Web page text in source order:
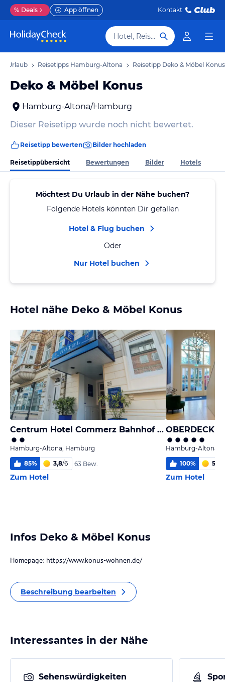
% Deals App öffnen Kontakt
Hotel, Reiseziel
Urlaub Reisetipps Hamburg-Altona Reisetipp Deko & Möbel Konus
Deko & Möbel Konus
Hamburg-Altona/Hamburg
Dieser Reisetipp wurde noch nicht bewertet.
Reisetipp bewerten Bilder hochladen
Reisetippübersicht Bewertungen Bilder Hotels
Möchtest Du Urlaub in der Nähe buchen?
Folgende Hotels könnten Dir gefallen
Hotel & Flug buchen
Oder
Nur Hotel buchen
Hotel nähe Deko & Möbel Konus
Centrum Hotel Commerz Bahnhof Hamburg Altona
Hamburg-Altona, Hamburg
85% 3,8/6 63 Bew.
Zum Hotel
Hamburg-Altona,
100% 5,8
Zum Hotel
Infos Deko & Möbel Konus
Homepage: https://www.konus-wohnen.de/
Beschreibung bearbeiten
Interessantes in der Nähe
Sehenswürdigkeiten